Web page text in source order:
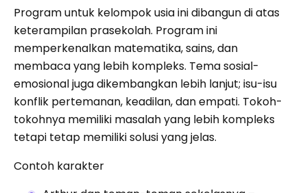
Program untuk kelompok usia ini dibangun di atas
keterampilan prasekolah. Program ini
memperkenalkan matematika, sains, dan
membaca yang lebih kompleks. Tema sosial-
emosional juga dikembangkan lebih lanjut; isu-isu
konflik pertemanan, keadilan, dan empati. Tokoh-
tokohnya memiliki masalah yang lebih kompleks
tetapi tetap memiliki solusi yang jelas.
Contoh karakter